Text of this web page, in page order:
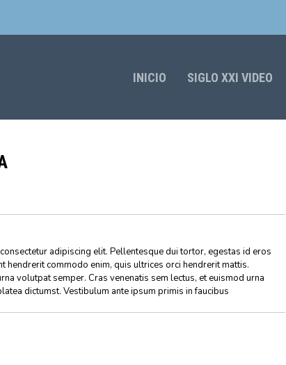
INICIO SIGLO XXI VIDEO
adipiscing elit. Pellentesque dui tortor, egestas id eros
hendrerit commodo enim, quis ultrices orci hendrerit mattis.
volutpat semper. Cras venenatis sem lectus, et euismod urna
dictumst. Vestibulum ante ipsum primis in faucibus